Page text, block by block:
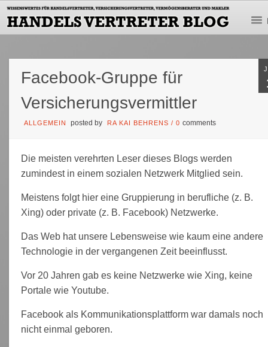
Facebook-Gruppe für
Versicherungsvermittler
ALLGEMEIN posted by RA KAI BEHRENS /0comments
Die meisten verehrten Leser dieses Blogs werden
zumindest in einem sozialen Netzwerk Mitglied sein.
Meistens folgt hier eine Gruppierung in berufliche (z. B.
Xing) oder private (z. B. Facebook) Netzwerke.
Das Web hat unsere Lebensweise wie kaum eine andere
Technologie in der vergangenen Zeit beeinflusst.
Vor 20 Jahren gab es keine Netzwerke wie Xing, keine
Portale wie Youtube.
Facebook als Kommunikationsplattform war damals noch
nicht einmal geboren.